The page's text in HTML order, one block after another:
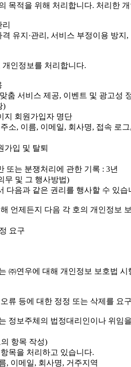
목적을 위해 처리합니다. 처리한
유지·관리, 서비스 부정이용 방
인정보를 처리합니다.
춤 서비스 제공, 이벤트 및 광고성
)
지 회원가입자 명단
소, 이름, 이메일, 회사명, 접속 로그
입 및 탈퇴
또는 분쟁처리에 관한 기록 : 3년
무 및 그 행사방법)
다음과 같은 권리를 행사할 수 있습
언제든지 다음 각 호의 개인정보
요구
㈜연우에 대해 개인정보 보호법
류 등에 대한 정정 또는 삭제를 요
정보주체의 법정대리인이나 위임
항목 작성)
목을 처리하고 있습니다.
, 이메일, 회사명, 거주지역